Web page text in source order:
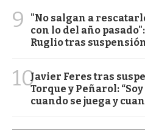
9
"No salgan a
con lo del año
Ruglio tras
10Javier Feres tras
Torque y Peñarol:
cuando se juega y